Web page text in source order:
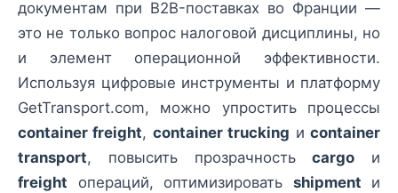
документам при B2B-поставках во Франции —
это не только вопрос налоговой дисциплины, но
и элемент операционной эффективности.
Используя цифровые инструменты и платформу
GetTransport.com, можно упростить процессы
container freight, container trucking иcontainer
transport, повысить прозрачностьcargo и
freight операций, оптимизировать shipment и